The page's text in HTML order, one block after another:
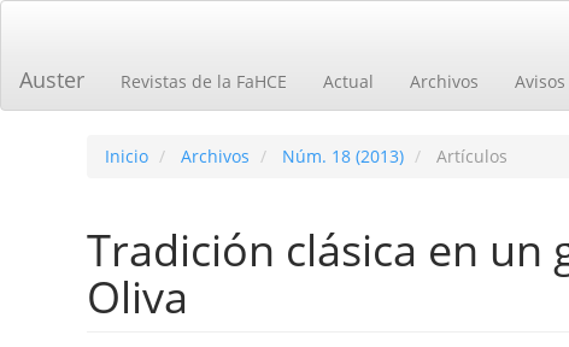
principal
Barra
Auster Revistas de la FaHCE Actual Archivos Avisos
Inicio Archivos Núm. 18 (2013) Artículos
Tradición clásica en
Oliva